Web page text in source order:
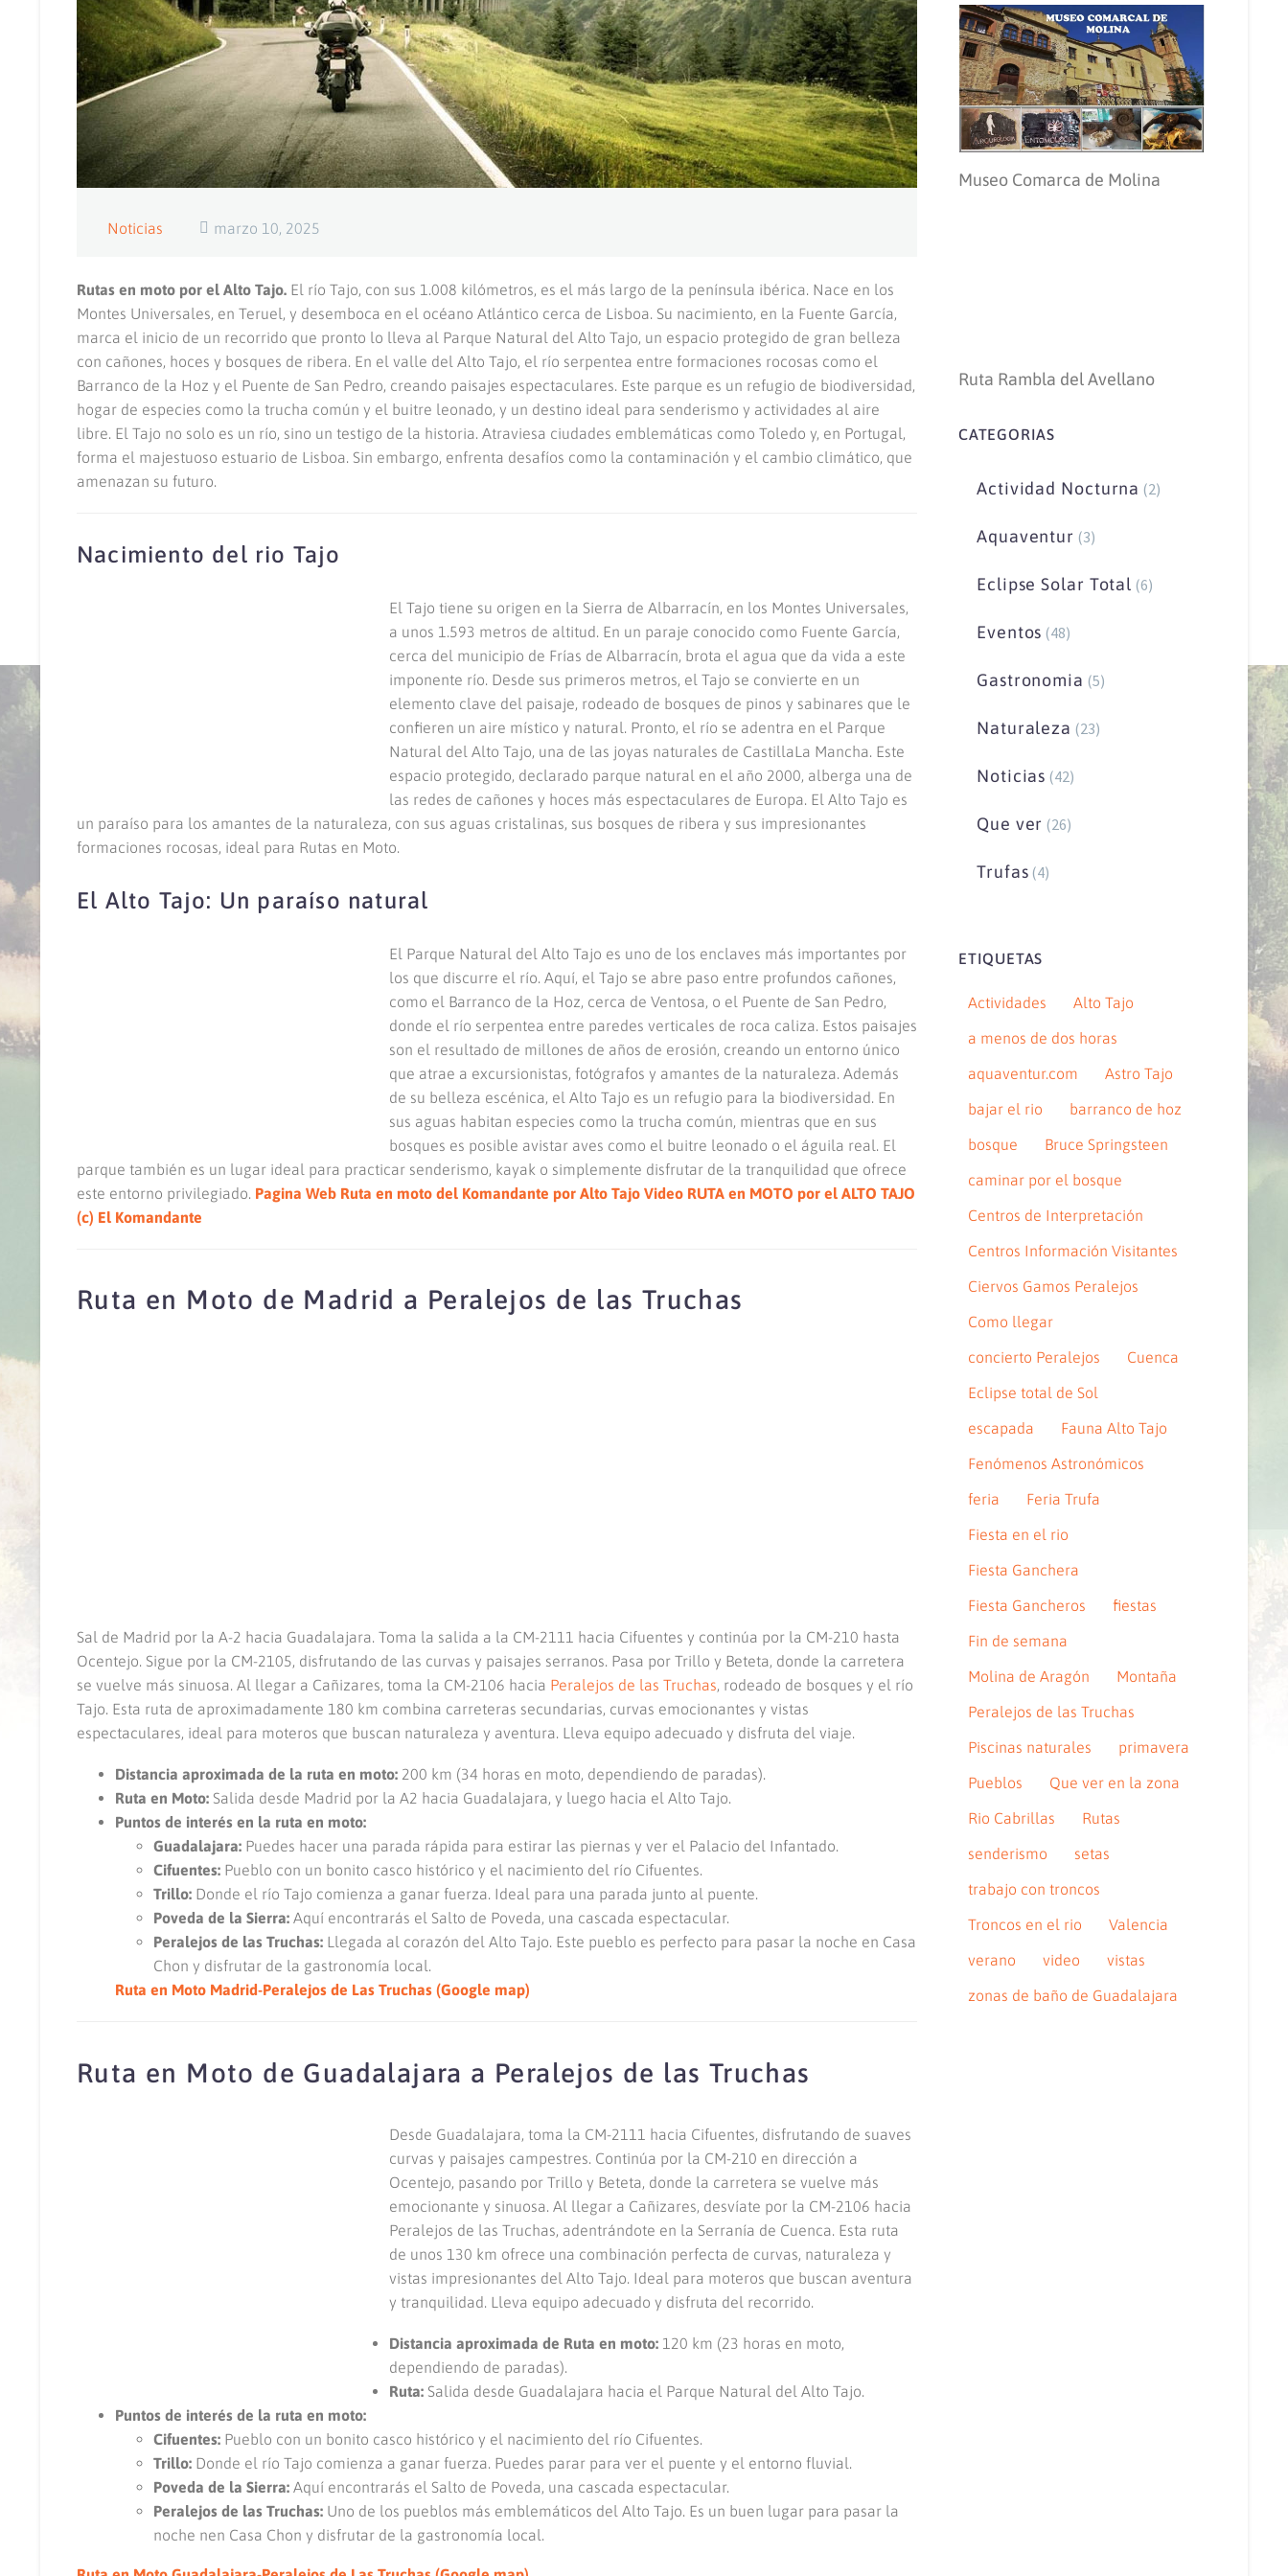
Noticias marzo 10, 2025
Rutas en moto por el Alto Tajo. El río Tajo, con sus 1.008 kilómetros, es el más largo de la península ibérica. Nace en los
Montes Universales, en Teruel, y desemboca en el océano Atlántico cerca de Lisboa. Su nacimiento, en la Fuente García,
marca el inicio de un recorrido que pronto lo lleva al Parque Natural del Alto Tajo, un espacio protegido de gran belleza
con cañones, hoces y bosques de ribera. En el valle del Alto Tajo, el río serpentea entre formaciones rocosas como el
Barranco de la Hoz y el Puente de San Pedro, creando paisajes espectaculares. Este parque es un refugio de biodiversidad,
hogar de especies como la trucha común y el buitre leonado, y un destino ideal para senderismo y actividades al aire
libre. El Tajo no solo es un río, sino un testigo de la historia. Atraviesa ciudades emblemáticas como Toledo y, en Portugal,
forma el majestuoso estuario de Lisboa. Sin embargo, enfrenta desafíos como la contaminación y el cambio climático, que
amenazan su futuro.
Nacimiento del rio Tajo
El Tajo tiene su origen en la Sierra de Albarracín, en los Montes Universales,
a unos 1.593 metros de altitud. En un paraje conocido como Fuente García,
cerca del municipio de Frías de Albarracín, brota el agua que da vida a este
imponente río. Desde sus primeros metros, el Tajo se convierte en un
elemento clave del paisaje, rodeado de bosques de pinos y sabinares que le
confieren un aire místico y natural. Pronto, el río se adentra en el Parque
Natural del Alto Tajo, una de las joyas naturales de CastillaLa Mancha. Este
espacio protegido, declarado parque natural en el año 2000, alberga una de
las redes de cañones y hoces más espectaculares de Europa. El Alto Tajo es
un paraíso para los amantes de la naturaleza, con sus aguas cristalinas, sus bosques de ribera y sus impresionantes
formaciones rocosas, ideal para Rutas en Moto.
El Alto Tajo: Un paraíso natural
El Parque Natural del Alto Tajo es uno de los enclaves más importantes por
los que discurre el río. Aquí, el Tajo se abre paso entre profundos cañones,
como el Barranco de la Hoz, cerca de Ventosa, o el Puente de San Pedro,
donde el río serpentea entre paredes verticales de roca caliza. Estos paisajes
son el resultado de millones de años de erosión, creando un entorno único
que atrae a excursionistas, fotógrafos y amantes de la naturaleza. Además
de su belleza escénica, el Alto Tajo es un refugio para la biodiversidad. En
sus aguas habitan especies como la trucha común, mientras que en sus
bosques es posible avistar aves como el buitre leonado o el águila real. El
parque también es un lugar ideal para practicar senderismo, kayak o simplemente disfrutar de la tranquilidad que ofrece
este entorno privilegiado. Pagina Web Ruta en moto del Komandante por Alto Tajo Video RUTA en MOTO por el ALTO TAJO
(c) El Komandante
Ruta en Moto de Madrid a Peralejos de las Truchas
Sal de Madrid por la A-2 hacia Guadalajara. Toma la salida a la CM-2111 hacia Cifuentes y continúa por la CM-210 hasta
Ocentejo. Sigue por la CM-2105, disfrutando de las curvas y paisajes serranos. Pasa por Trillo y Beteta, donde la carretera
se vuelve más sinuosa. Al llegar a Cañizares, toma la CM-2106 hacia Peralejos de las Truchas, rodeado de bosques y el río
Tajo. Esta ruta de aproximadamente 180 km combina carreteras secundarias, curvas emocionantes y vistas
espectaculares, ideal para moteros que buscan naturaleza y aventura. Lleva equipo adecuado y disfruta del viaje.
Distancia aproximada de la ruta en moto: 200 km (34 horas en moto, dependiendo de paradas).
Ruta en Moto: Salida desde Madrid por la A2 hacia Guadalajara, y luego hacia el Alto Tajo.
Puntos de interés en la ruta en moto:
Guadalajara: Puedes hacer una parada rápida para estirar las piernas y ver el Palacio del Infantado.
Cifuentes: Pueblo con un bonito casco histórico y el nacimiento del río Cifuentes.
Trillo: Donde el río Tajo comienza a ganar fuerza. Ideal para una parada junto al puente.
Poveda de la Sierra: Aquí encontrarás el Salto de Poveda, una cascada espectacular.
Peralejos de las Truchas: Llegada al corazón del Alto Tajo. Este pueblo es perfecto para pasar la noche en Casa
Chon y disfrutar de la gastronomía local.
Ruta en Moto Madrid-Peralejos de Las Truchas (Google map)
Ruta en Moto de Guadalajara a Peralejos de las Truchas
Desde Guadalajara, toma la CM-2111 hacia Cifuentes, disfrutando de suaves
curvas y paisajes campestres. Continúa por la CM-210 en dirección a
Ocentejo, pasando por Trillo y Beteta, donde la carretera se vuelve más
emocionante y sinuosa. Al llegar a Cañizares, desvíate por la CM-2106 hacia
Peralejos de las Truchas, adentrándote en la Serranía de Cuenca. Esta ruta
de unos 130 km ofrece una combinación perfecta de curvas, naturaleza y
vistas impresionantes del Alto Tajo. Ideal para moteros que buscan aventura
y tranquilidad. Lleva equipo adecuado y disfruta del recorrido.
Distancia aproximada de Ruta en moto:120 km (23 horas en moto,
dependiendo de paradas).
Ruta:Salida desde Guadalajara hacia el Parque Natural del Alto Tajo.
Puntos de interés de la ruta en moto:
Cifuentes: Pueblo con un bonito casco histórico y el nacimiento del río Cifuentes.
Trillo: Donde el río Tajo comienza a ganar fuerza. Puedes parar para ver el puente y el entorno fluvial.
Poveda de la Sierra: Aquí encontrarás el Salto de Poveda, una cascada espectacular.
Peralejos de las Truchas: Uno de los pueblos más emblemáticos del Alto Tajo. Es un buen lugar para pasar la
noche nen Casa Chon y disfrutar de la gastronomía local.
Museo Comarca de Molina
Ruta Rambla del Avellano
CATEGORIAS
Actividad Nocturna (2)
Aquaventur (3)
Eclipse Solar Total (6)
Eventos (48)
Gastronomia (5)
Naturaleza (23)
Noticias (42)
Que ver (26)
Trufas (4)
ETIQUETAS
Actividades Alto Tajo
a menos de dos horas
aquaventur.com Astro Tajo
bajar el rio barranco de hoz
bosque Bruce Springsteen
caminar por el bosque
Centros de Interpretación
Centros Información Visitantes
Ciervos Gamos Peralejos
Como llegar
concierto Peralejos Cuenca
Eclipse total de Sol
escapada Fauna Alto Tajo
Fenómenos Astronómicos
feria Feria Trufa
Fiesta en el rio
Fiesta Ganchera
Fiesta Gancheros fiestas
Fin de semana
Molina de Aragón Montaña
Peralejos de las Truchas
Piscinas naturales primavera
Pueblos Que ver en la zona
Rio Cabrillas Rutas
senderismo setas
trabajo con troncos
Troncos en el rio Valencia
verano video vistas
zonas de baño de Guadalajara